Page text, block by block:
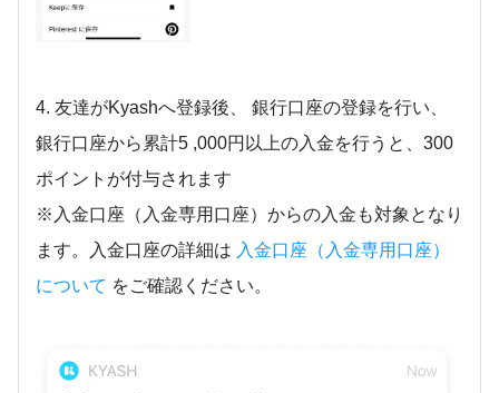
4. 友達がKyashへ登録後、 銀行口座の登録を行い、
銀行口座から累計5 ,000円以上の入金を行うと、300
ポイントが付与されます
※入金口座（入金専用口座）からの入金も対象となり
ます。入金口座の詳細は 入金口座（入金専用口座）
について をご確認ください。